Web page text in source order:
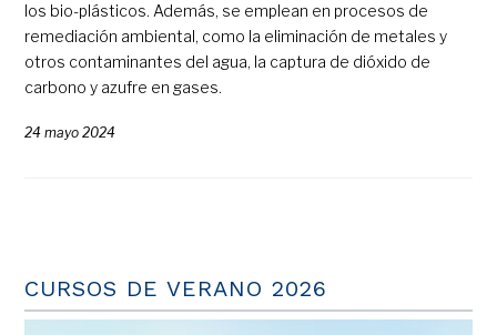
los bio-plásticos. Además, se emplean en procesos de
remediación ambiental, como la eliminación de metales y
otros contaminantes del agua, la captura de dióxido de
carbono y azufre en gases.
24 mayo 2024
CURSOS DE VERANO 2026